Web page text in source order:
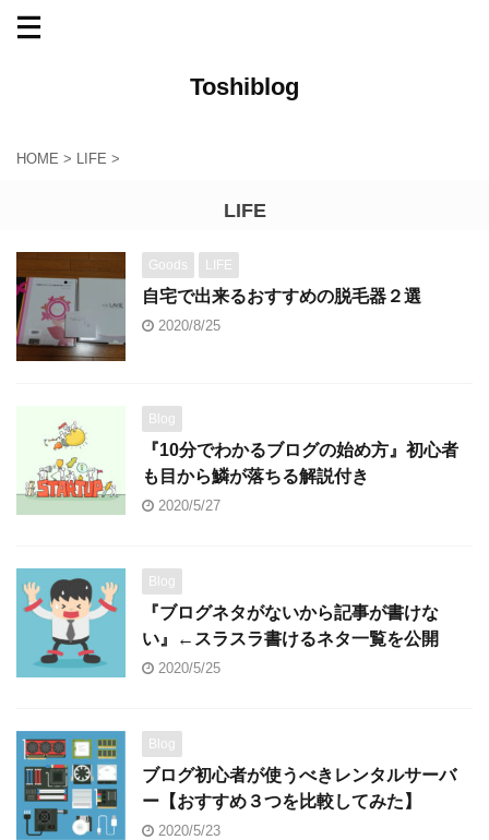
Toshiblog
HOME > LIFE >
LIFE
Goods LIFE
自宅で出来るおすすめの脱毛器２選
2020/8/25
Blog
『10分でわかるブログの始め方』初心者
も目から鱗が落ちる解説付き
2020/5/27
Blog
『ブログネタがないから記事が書けな
い』←スラスラ書けるネタ一覧を公開
2020/5/25
Blog
ブログ初心者が使うべきレンタルサーバ
ー【おすすめ３つを比較してみた】
2020/5/23